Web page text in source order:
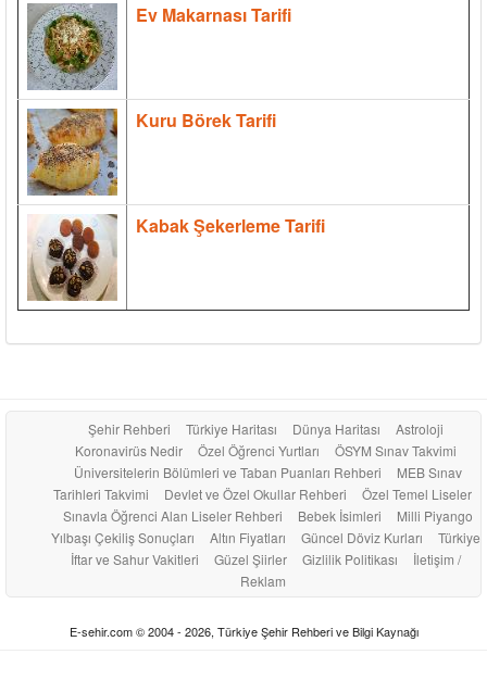
Ev Makarnası Tarifi
Kuru Börek Tarifi
Kabak Şekerleme Tarifi
Şehir Rehberi Türkiye Haritası Dünya Haritası
Astroloji
Koronavirüs Nedir
Özel Öğrenci Yurtları
ÖSYM Sınav Takvimi
Üniversitelerin Bölümleri ve Taban Puanları Rehberi
MEB Sınav
Tarihleri Takvimi
Devlet ve Özel Okullar Rehberi
Özel Temel Liseler
Sınavla Öğrenci Alan Liseler Rehberi
Bebek İsimleri
Milli Piyango
Yılbaşı Çekiliş Sonuçları
Altın Fiyatları Güncel Döviz Kurları
Türkiye
İftar ve Sahur Vakitleri
Güzel Şiirler Gizlilik Politikası
İletişim /
Reklam
E-sehir.com © 2004 - 2026, Türkiye Şehir Rehberi ve Bilgi Kaynağı